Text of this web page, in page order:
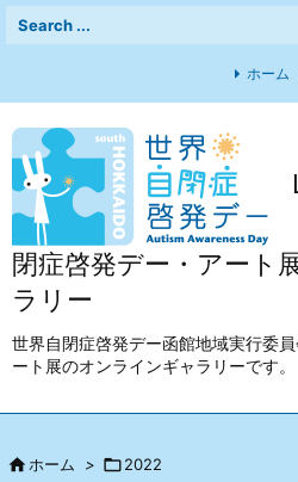
閉症啓発デー・アー
ラリー
世界自閉症啓発デー函館地域実行委
ート展のオンラインギャラリーです。
ホーム
ホーム > 2022